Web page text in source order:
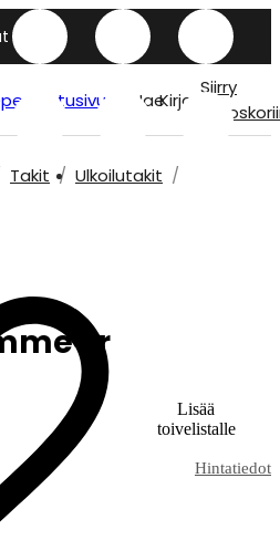
etusivu HaeKirjaudu
Siirry
Takit
Ulkoilutakit
Lisää
toivelistalle
Jr
Hintatiedot